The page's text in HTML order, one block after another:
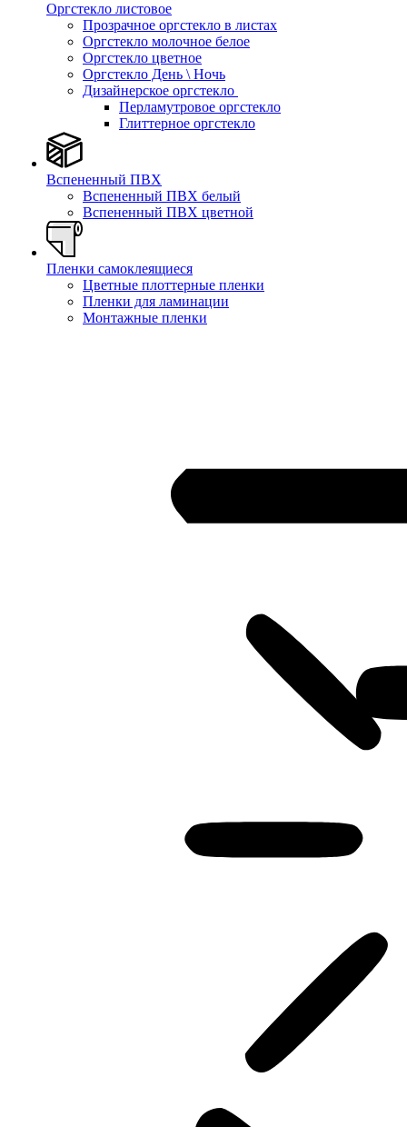
Оргстекло листовое
Прозрачное оргстекло в листах
Оргстекло молочное белое
Оргстекло цветное
Оргстекло День \ Ночь
Дизайнерское оргстекло
Перламутровое оргстекло
Глиттерное оргстекло
Вспененный ПВХ
Вспененный ПВХ белый
Вспененный ПВХ цветной
Пленки самоклеящиеся
Цветные плоттерные пленки
Пленки для ламинации
Монтажные пленки